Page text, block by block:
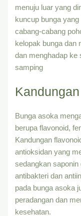
menuju luar yang
kuncup bunga
cabang-cabang
kelopak bunga dan
dan menghadap ke
samping
Kandungan
Bunga asoka
berupa flavonoid,
Kandungan
antioksidan yang
sedangkan
antibakteri dan
pada bunga asoka
peradangan dan
kesehatan.